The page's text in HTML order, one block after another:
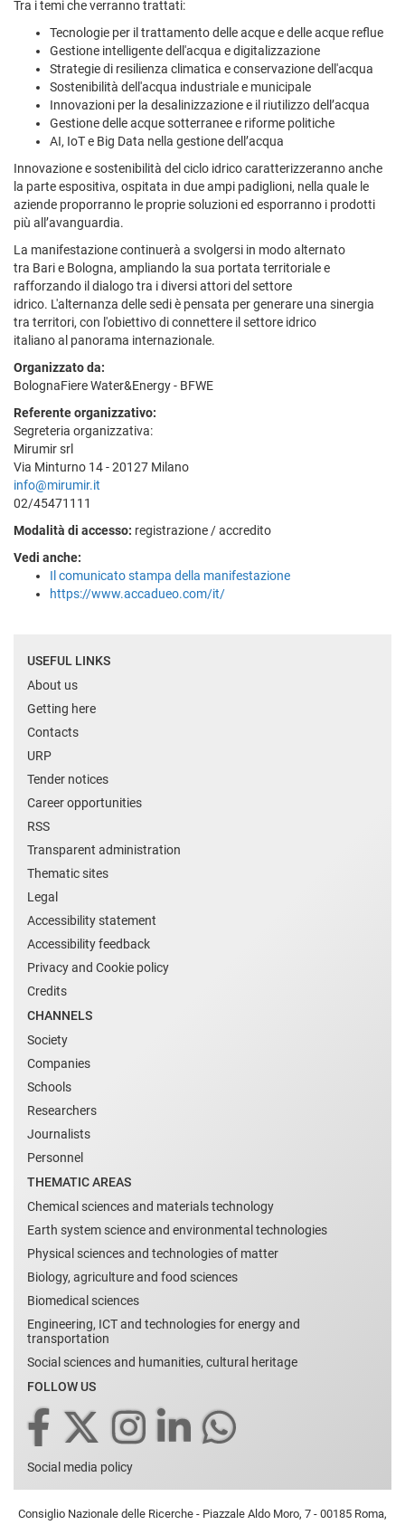
Tra i temi che verranno trattati:
Tecnologie per il trattamento delle acque e delle acque reflue
Gestione intelligente dell'acqua e digitalizzazione
Strategie di resilienza climatica e conservazione dell'acqua
Sostenibilità dell'acqua industriale e municipale
Innovazioni per la desalinizzazione e il riutilizzo dell’acqua
Gestione delle acque sotterranee e riforme politiche
AI, IoT e Big Data nella gestione dell’acqua
Innovazione e sostenibilità del ciclo idrico caratterizzeranno anche
la parte espositiva, ospitata in due ampi padiglioni, nella quale le
aziende proporranno le proprie soluzioni ed esporranno i prodotti
più all’avanguardia.
La manifestazione continuerà a svolgersi in modo alternato
tra Bari e Bologna, ampliando la sua portata territoriale e
rafforzando il dialogo tra i diversi attori del settore
idrico. L'alternanza delle sedi è pensata per generare una sinergia
tra territori, con l'obiettivo di connettere il settore idrico
italiano al panorama internazionale.
Organizzato da:
BolognaFiere Water&Energy - BFWE
Referente organizzativo:
Segreteria organizzativa:
Mirumir srl
Via Minturno 14 - 20127 Milano
info@mirumir.it
02/45471111
Modalità di accesso: registrazione / accredito
Vedi anche:
Il comunicato stampa della manifestazione
https://www.accadueo.com/it/
USEFUL LINKS
About us
Getting here
Contacts
URP
Tender notices
Career opportunities
RSS
Transparent administration
Thematic sites
Legal
Accessibility statement
Accessibility feedback
Privacy and Cookie policy
Credits
CHANNELS
Society
Companies
Schools
Researchers
Journalists
Personnel
THEMATIC AREAS
Chemical sciences and materials technology
Earth system science and environmental technologies
Physical sciences and technologies of matter
Biology, agriculture and food sciences
Biomedical sciences
Engineering, ICT and technologies for energy and
transportation
Social sciences and humanities, cultural heritage
FOLLOW US
Social media policy
Consiglio Nazionale delle Ricerche - Piazzale Aldo Moro, 7 - 00185 Roma,